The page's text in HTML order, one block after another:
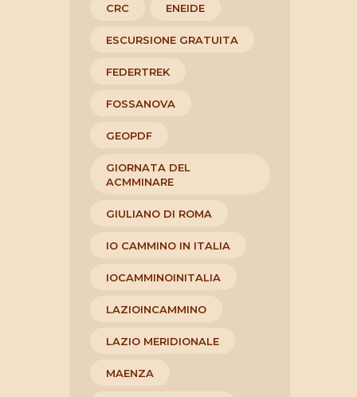
CRC ENEIDE
ESCURSIONE GRATUITA
FEDERTREK
FOSSANOVA
GEOPDF
GIORNATA DEL
ACMMINARE
GIULIANO DI ROMA
IO CAMMINO IN ITALIA
IOCAMMINOINITALIA
LAZIOINCAMMINO
LAZIO MERIDIONALE
MAENZA